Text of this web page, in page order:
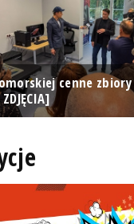
cenne